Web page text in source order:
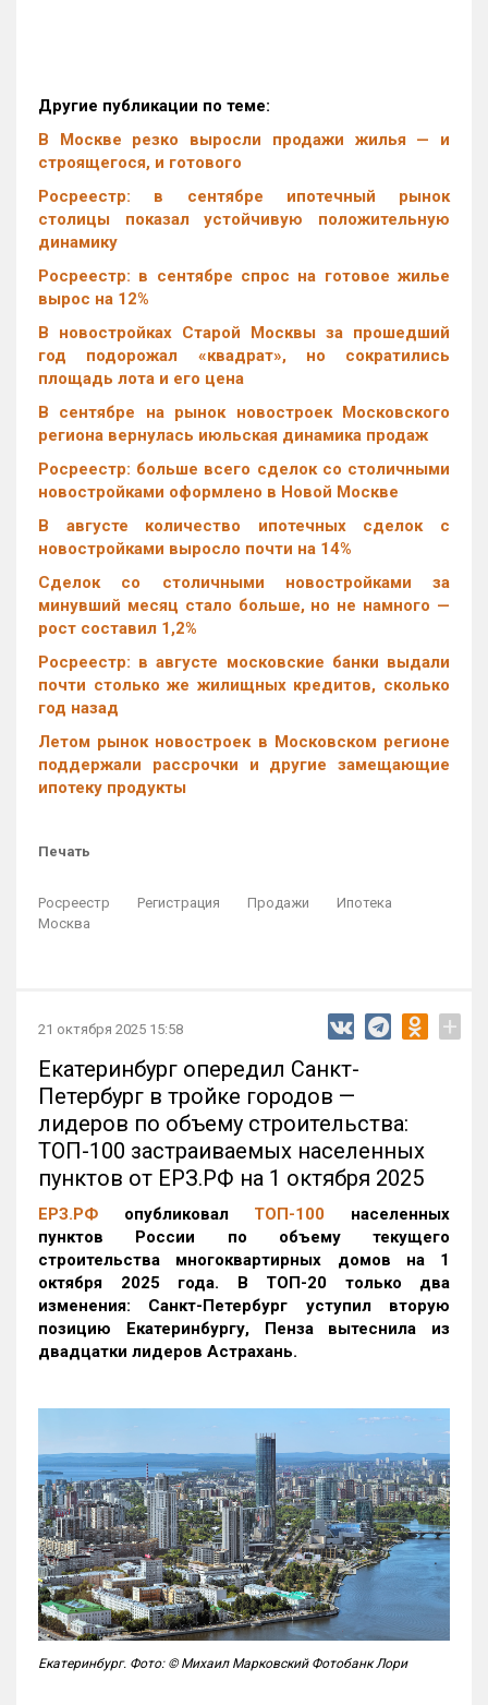
Другие публикации по теме:
В Москве резко выросли продажи жилья — и
строящегося, и готового
Росреестр: в сентябре ипотечный рынок
столицы показал устойчивую положительную
динамику
Росреестр: в сентябре спрос на готовое жилье
вырос на 12%
В новостройках Старой Москвы за прошедший
год подорожал «квадрат», но сократились
площадь лота и его цена
В сентябре на рынок новостроек Московского
региона вернулась июльская динамика продаж
Росреестр: больше всего сделок со столичными
новостройками оформлено в Новой Москве
В августе количество ипотечных сделок с
новостройками выросло почти на 14%
Cделок со столичными новостройками за
минувший месяц стало больше, но не намного —
рост составил 1,2%
Росреестр: в августе московские банки выдали
почти столько же жилищных кредитов, сколько
год назад
Летом рынок новостроек в Московском регионе
поддержали рассрочки и другие замещающие
ипотеку продукты
Печать
Росреестр Регистрация Продажи
Ипотека
Москва
21 октября 2025 15:58 +
Екатеринбург опередил Санкт-
Петербург в тройке городов —
лидеров по объему строительства:
ТОП-100 застраиваемых населенных
пунктов от ЕРЗ.РФ на 1 октября 2025
ЕРЗ.РФ опубликовал ТОП-100 населенных
пунктов России по объему текущего
строительства многоквартирных домов на 1
октября 2025 года. В ТОП-20 только два
изменения: Санкт-Петербург уступил вторую
позицию Екатеринбургу, Пенза вытеснила из
двадцатки лидеров Астрахань.
Екатеринбург. Фото: © Михаил Марковский Фотобанк Лори